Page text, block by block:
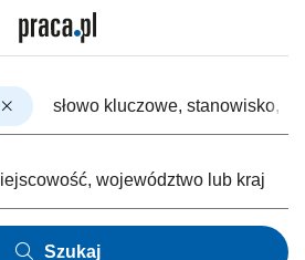
Szukaj